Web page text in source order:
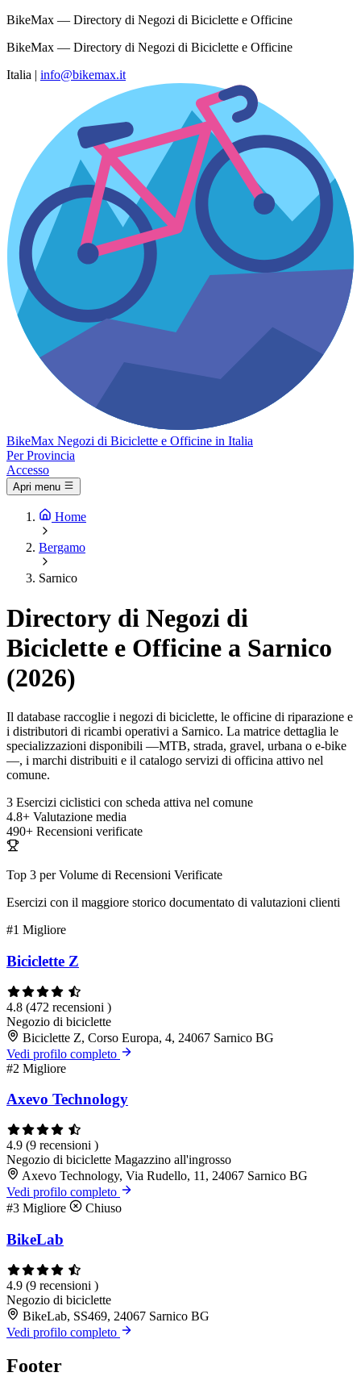
BikeMax — Directory di Negozi di Biciclette e Officine
BikeMax — Directory di Negozi di Biciclette e Officine
Italia | info@bikemax.it
BikeMax Negozi di Biciclette e Officine in Italia
Per Provincia
Accesso
Apri menu
Home
Bergamo
Sarnico
Directory di Negozi di
Biciclette e Officine a Sarnico
(2026)
Il database raccoglie i negozi di biciclette, le officine di riparazione e
i distributori di ricambi operativi a Sarnico. La matrice dettaglia le
specializzazioni disponibili —MTB, strada, gravel, urbana o e-bike
—, i marchi distribuiti e il catalogo servizi di officina attivo nel
comune.
3 Esercizi ciclistici con scheda attiva nel comune
4.8+ Valutazione media
490+ Recensioni verificate
Top 3 per Volume di Recensioni Verificate
Esercizi con il maggiore storico documentato di valutazioni clienti
#1 Migliore
Biciclette Z
4.8 (472 recensioni )
Negozio di biciclette
Biciclette Z, Corso Europa, 4, 24067 Sarnico BG
Vedi profilo completo
#2 Migliore
Axevo Technology
4.9 (9 recensioni )
Negozio di biciclette Magazzino all'ingrosso
Axevo Technology, Via Rudello, 11, 24067 Sarnico BG
Vedi profilo completo
#3 Migliore Chiuso
BikeLab
4.9 (9 recensioni )
Negozio di biciclette
BikeLab, SS469, 24067 Sarnico BG
Vedi profilo completo
Footer